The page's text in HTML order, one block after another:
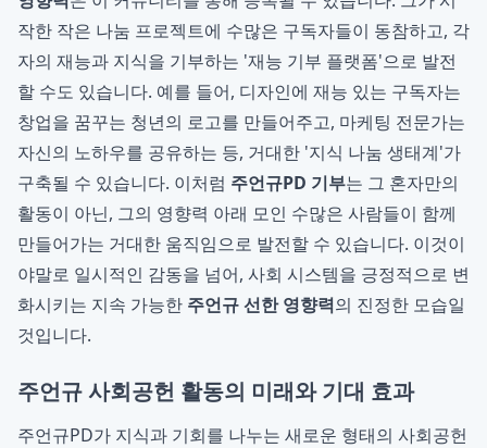
작한 작은 나눔 프로젝트에 수많은 구독자들이 동참하고, 각
자의 재능과 지식을 기부하는 '재능 기부 플랫폼'으로 발전
할 수도 있습니다. 예를 들어, 디자인에 재능 있는 구독자는
창업을 꿈꾸는 청년의 로고를 만들어주고, 마케팅 전문가는
자신의 노하우를 공유하는 등, 거대한 '지식 나눔 생태계'가
구축될 수 있습니다. 이처럼 주언규PD 기부는 그 혼자만의
활동이 아닌, 그의 영향력 아래 모인 수많은 사람들이 함께
만들어가는 거대한 움직임으로 발전할 수 있습니다. 이것이
야말로 일시적인 감동을 넘어, 사회 시스템을 긍정적으로 변
화시키는 지속 가능한 주언규 선한 영향력의 진정한 모습일
것입니다.
주언규 사회공헌 활동의 미래와 기대 효과
주언규PD가 지식과 기회를 나누는 새로운 형태의 사회공헌